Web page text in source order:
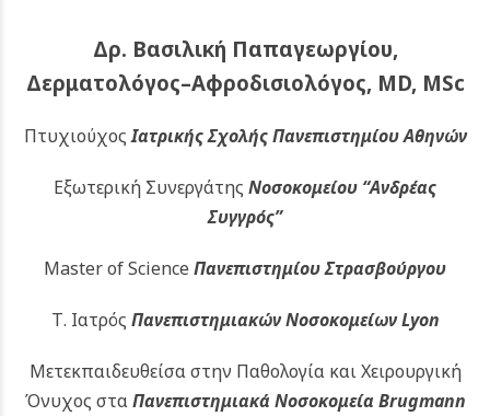
Δρ. Βασιλική Παπαγεωργίου,
Δερματολόγος–Αφροδισιολόγος, MD, MSc
ΠτυχιούχοςΙατρικής Σχολής Πανεπιστημίου Αθηνών
Εξωτερική Συνεργάτης Νοσοκομείου “Ανδρέας
Συγγρός”
Master of Science Πανεπιστημίου Στρασβούργου
Τ. Ιατρός Πανεπιστημιακών Νοσοκομείων Lyon
Μετεκπαιδευθείσα στην Παθολογία και Χειρουργική
Όνυχος σταΠανεπιστημιακά Νοσοκομεία Brugmann